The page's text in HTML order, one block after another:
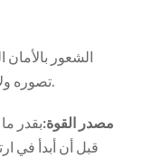
الشعور
3. مصدر القوة:بقدر
قبل أن أبدأ في